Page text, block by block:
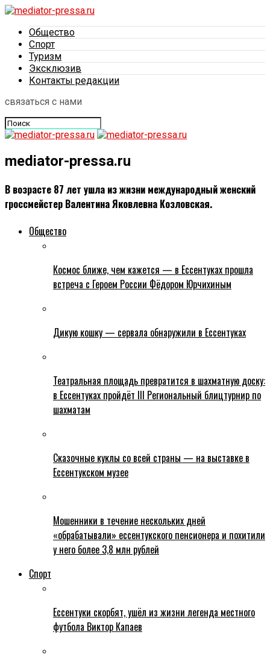
Общество
Спорт
Туризм
Эксклюзив
Контакты редакции
связаться с нами
mediator-pressa.ru
В возрасте 87 лет ушла из жизни международный женский
гроссмейстер Валентина Яковлевна Козловская.
Общество
Космос ближе, чем кажется — в Ессентуках прошла
встреча с Героем России Фёдором Юрчихиным
Дикую кошку — сервала обнаружили в Ессентуках
Театральная площадь превратится в шахматную доску:
в Ессентуках пройдёт III Региональный блицтурнир по
шахматам
Сказочные куклы со всей страны — на выставке в
Ессентукском музее
Мошенники в течение нескольких дней
«обрабатывали» ессентукского пенсионера и похитили
у него более 3,8 млн рублей
Спорт
Ессентуки скорбят, ушёл из жизни легенда местного
футбола Виктор Капаев